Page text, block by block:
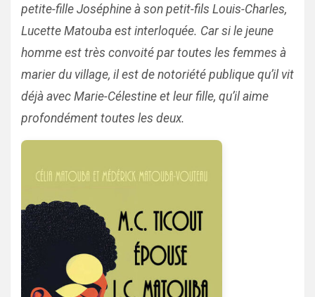
petite-fille Joséphine à son petit-fils Louis-Charles,
Lucette Matouba est interloquée. Car si le jeune
homme est très convoité par toutes les femmes à
marier du village, il est de notoriété publique qu’il vit
déjà avec Marie-Célestine et leur fille, qu’il aime
profondément toutes les deux.